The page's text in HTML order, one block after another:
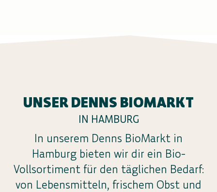
UNSER DENNS BIOMARKT
IN HAMBURG
In unserem Denns BioMarkt in
Hamburg bieten wir dir ein Bio-
Vollsortiment für den täglichen Bedarf:
von Lebensmitteln, frischem Obst und